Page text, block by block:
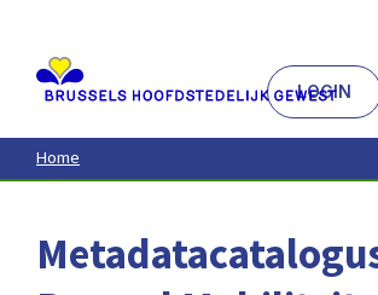
contenu
principal
LOGIN
Home